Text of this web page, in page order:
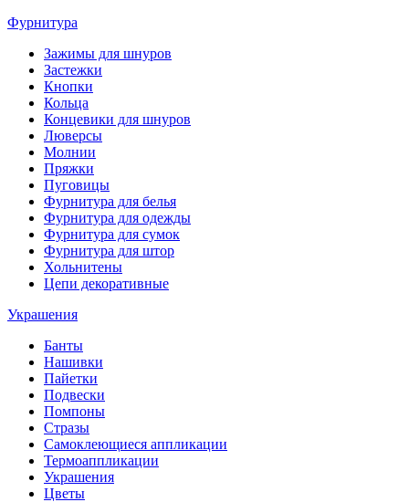
Фурнитура
Зажимы для шнуров
Застежки
Кнопки
Кольца
Концевики для шнуров
Люверсы
Молнии
Пряжки
Пуговицы
Фурнитура для белья
Фурнитура для одежды
Фурнитура для сумок
Фурнитура для штор
Хольнитены
Цепи декоративные
Украшения
Банты
Нашивки
Пайетки
Подвески
Помпоны
Стразы
Самоклеющиеся аппликации
Термоаппликации
Украшения
Цветы